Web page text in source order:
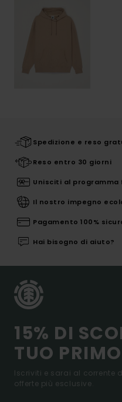
Spedizione e reso
Reso entro 30 giorni
Unisciti al
Il nostro impegno
Pagamento 100%
Hai bisogno di aiuto?
15% DI
TUO
Iscriviti e sarai al corrente
offerte più esclusive.